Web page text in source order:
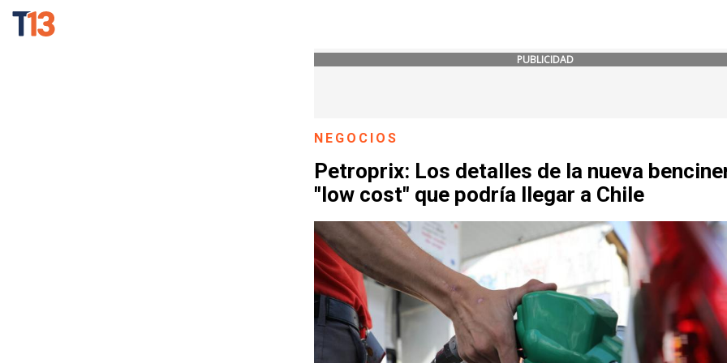
PUBLICIDAD
NEGOCIOS
Petroprix: Los detalles de la nueva
"low cost" que podría llegar a Chile